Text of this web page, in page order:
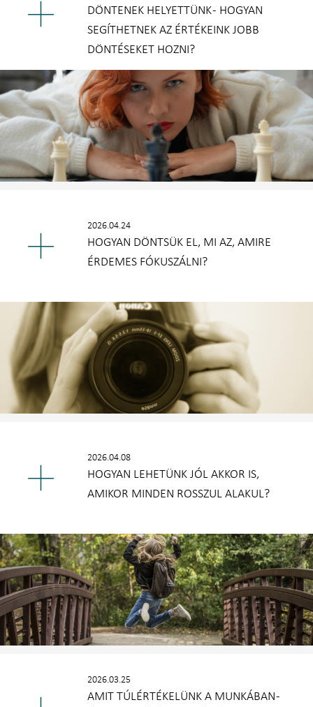
DÖNTENEK HELYETTÜNK - HOGYAN
SEGÍTHETNEK AZ ÉRTÉKEINK JOBB
DÖNTÉSEKET HOZNI?
2026.04.24
HOGYAN DÖNTSÜK EL, MI AZ, AMIRE
ÉRDEMES FÓKUSZÁLNI?
2026.04.08
HOGYAN LEHETÜNK JÓL AKKOR IS,
AMIKOR MINDEN ROSSZUL ALAKUL?
2026.03.25
AMIT TÚLÉRTÉKELÜNK A MUNKÁBAN -